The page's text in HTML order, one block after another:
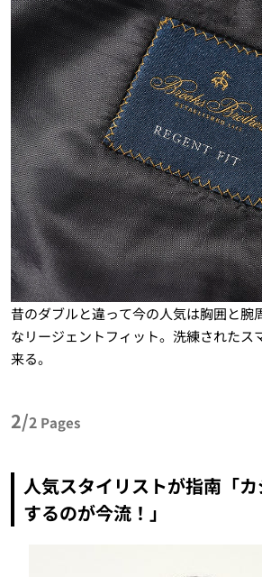
昔のダブルと違って今の人気は胸囲と腕
なリージェントフィット。洗練されたス
来る。
2/2 Pages
人気スタイリストが指南「
するのが今流！」